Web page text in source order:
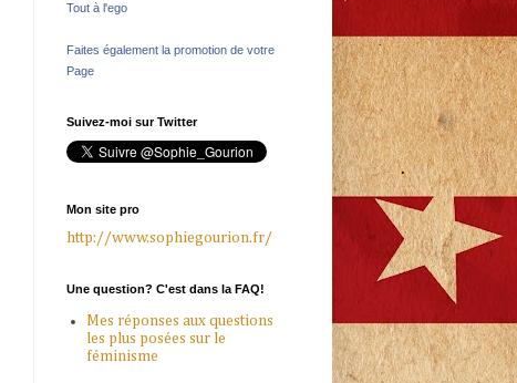
Tout à l'ego
Faites également la promotion de votre
Page
Suivez-moi sur Twitter
Mon site pro
http://www.sophiegourion.fr/
Une question? C'est dans la FAQ!
Mes réponses aux questions
les plus posées sur le
féminisme